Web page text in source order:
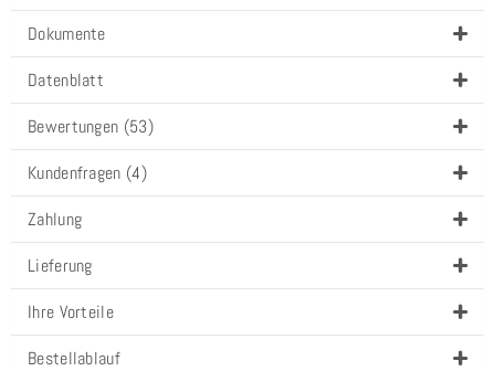
Dokumente
Datenblatt
Bewertungen (53)
Kundenfragen (4)
Zahlung
Lieferung
Ihre Vorteile
Bestellablauf